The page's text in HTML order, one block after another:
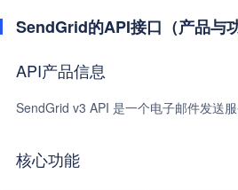
SendGrid的API接口（产品与功
API产品信息
SendGrid v3 API 是一个电子邮件发送
核心功能